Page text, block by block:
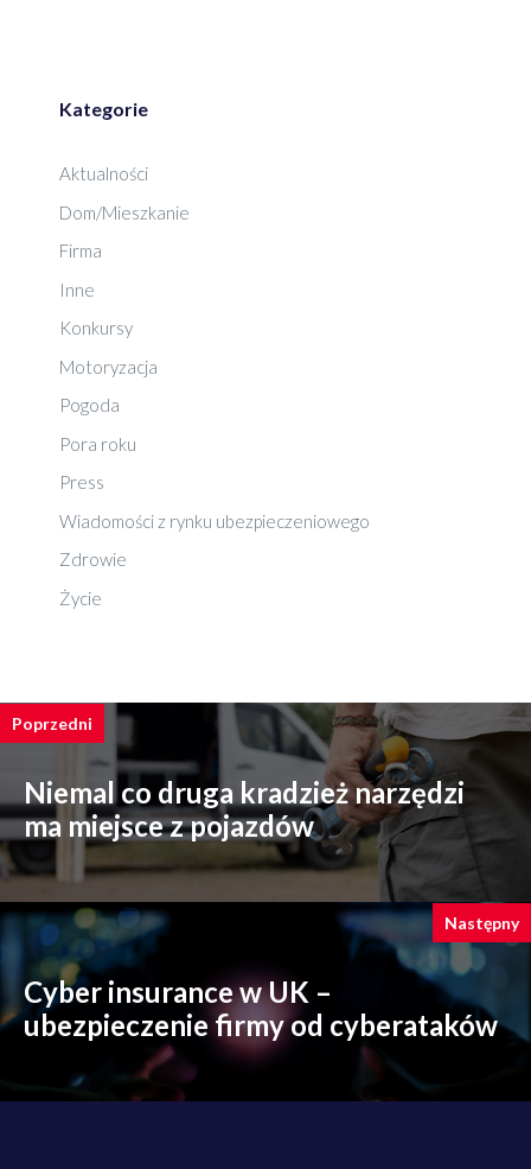
Kategorie
Aktualności
Dom/Mieszkanie
Firma
Inne
Konkursy
Motoryzacja
Pogoda
Pora roku
Press
Wiadomości z rynku ubezpieczeniowego
Zdrowie
Życie
Poprzedni
Niemal co druga kradzież narzędzi
ma miejsce z pojazdów
Następny
Cyber insurance w UK –
ubezpieczenie firmy od cyberataków